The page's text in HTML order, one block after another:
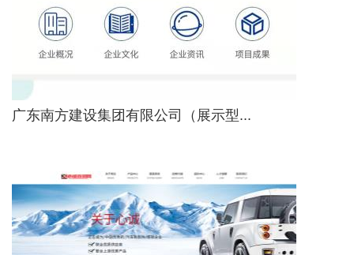
广东南方建设集团有限公司（展示型...